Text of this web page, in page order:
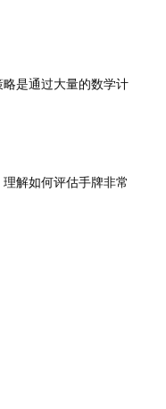
是通过大量的数学计
解如何评估手牌非常